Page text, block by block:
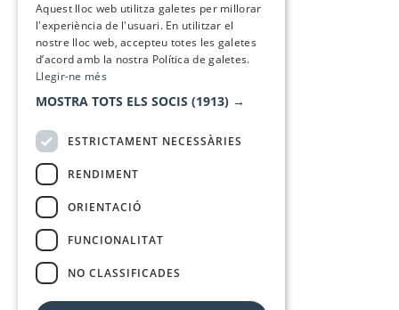
Aquest lloc web utilitza galetes per millorar
l'experiència de l'usuari. En utilitzar el
nostre lloc web, accepteu totes les galetes
d’acord amb la nostra Política de galetes.
Llegir-ne més
MOSTRA TOTS ELS SOCIS (1913) →
ESTRICTAMENT NECESSÀRIES
RENDIMENT
ORIENTACIÓ
FUNCIONALITAT
NO CLASSIFICADES